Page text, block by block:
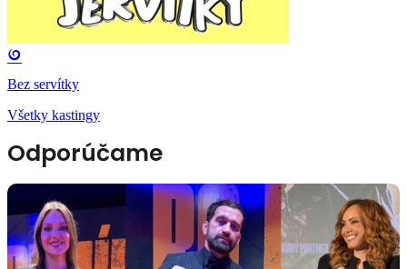
Bez servítky
Všetky kastingy
Odporúčame